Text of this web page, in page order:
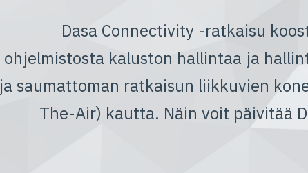
Dasa Connectivity -ratkaisu
ohjelmistosta kaluston hallintaa ja
ja saumattoman ratkaisun liikkuvien
The-Air) kautta. Näin voit päivitää